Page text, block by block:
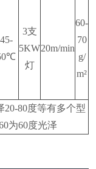
45-
3支
5KW
灯
20m/min
60-
70
g/
m²
80度等有多个型
为60度光泽